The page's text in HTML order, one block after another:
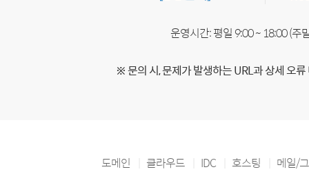
운영시간: 평일 9:00 ~ 18:00 (주
※ 문의 시, 문제가 발생하는 URL과 상세 오
도메인 클라우드 IDC 호스팅 메일/